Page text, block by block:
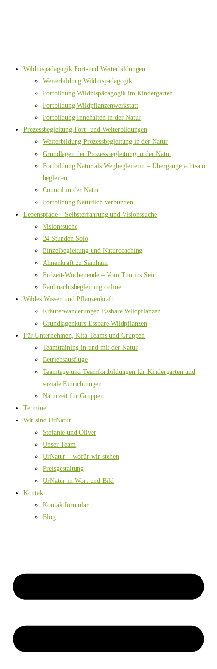
Wildnispädagogik Fort-und Weiterbildungen
Weiterbildung Wildnispädagogik
Fortbildung Wildnispädagogik im Kindergarten
Fortbildung Wildpflanzenwerkstatt
Fortbildung Innehalten in der Natur
Prozessbegleitung Fort- und Weiterbildungen
Weiterbildung Prozessbegleitung in der Natur
Grundlagen der Prozessbegleitung in der Natur
Fortbildung Natur als Wegbegleiterin – Übergänge achtsam
begleiten
Council in der Natur
Fortbildung Natürlich verbunden
Lebenspfade – Selbsterfahrung und Visionssuche
Visionssuche
24 Stunden Solo
Einzelbegleitung und Naturcoaching
Ahnenkraft zu Samhain
Erdzeit-Wochenende – Vom Tun ins Sein
Rauhnachtsbegleitung online
Wildes Wissen und Pflanzenkraft
Kräuterwanderungen Essbare Wildpflanzen
Grundlagenkurs Essbare Wildpflanzen
Für Unternehmen, Kita-Teams und Gruppen
Teamtraining in und mit der Natur
Betriebsausflüge
Teamtage und Teamfortbildungen für Kindergärten und
soziale Einrichtungen
Naturzeit für Gruppen
Termine
Wir sind UrNatur
Stefanie und Oliver
Unser Team
UrNatur – wofür wir stehen
Preisgestaltung
UrNatur in Wort und Bild
Kontakt
Kontaktformular
Blog